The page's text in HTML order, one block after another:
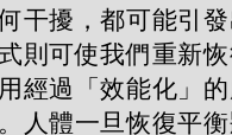
干擾，都可能引
則可使我們重新
經過「效能化」
人體一旦恢復平